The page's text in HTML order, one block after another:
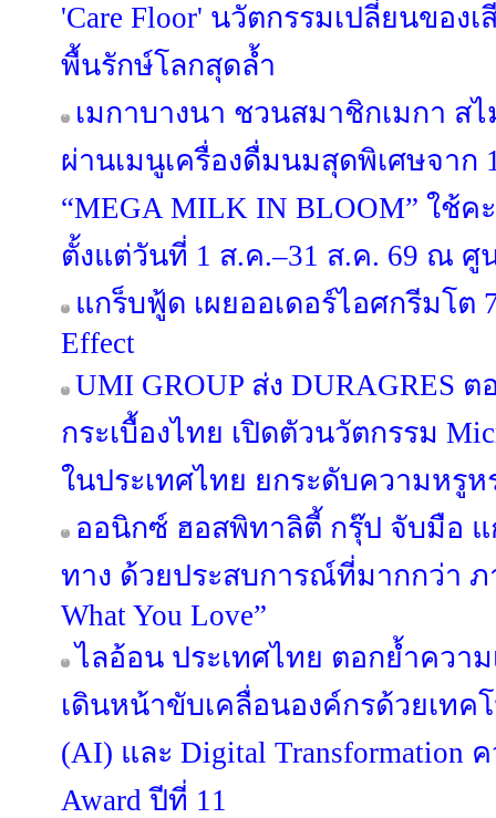
'Care Floor' นวัตกรรมเปลี่ยนของ
พื้นรักษ์โลกสุดล้ำ
เมกาบางนา ชวนสมาชิกเมกา ส
ผ่านเมนูเครื่องดื่มนมสุดพิเศษจาก
“MEGA MILK IN BLOOM” ใช้
ตั้งแต่วันที่ 1 ส.ค.–31 ส.ค. 69 ณ ศู
แกร็บฟู้ด เผยออเดอร์ไอศกรีมโต
Effect
UMI GROUP ส่ง DURAGRES
กระเบื้องไทย เปิดตัวนวัตกรรม
ในประเทศไทย ยกระดับความหรู
ออนิกซ์ ฮอสพิทาลิตี้ กรุ๊ป จับมือ แ
ทาง ด้วยประสบการณ์ที่มากกว่า ภ
What You Love”
ไลอ้อน ประเทศไทย ตอกย้ำควา
เดินหน้าขับเคลื่อนองค์กรด้วยเท
(AI) และ Digital Transformation ค
Award ปีที่ 11